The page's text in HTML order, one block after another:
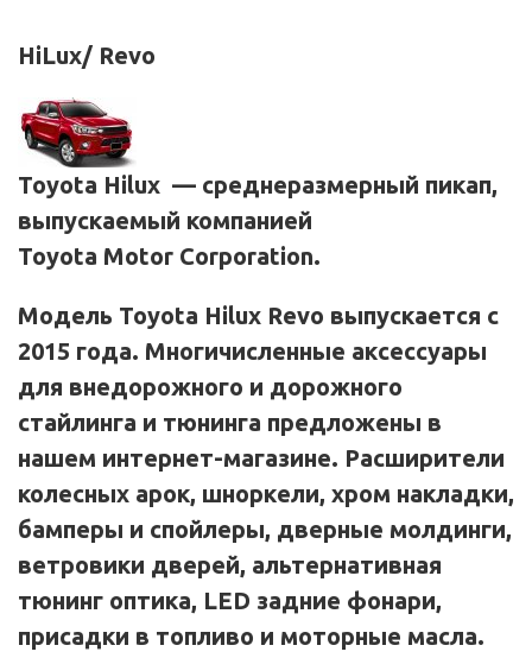
HiLux/ Revo
Toyota Hilux — среднеразмерный пикап,
выпускаемый компанией
Toyota Motor Corporation.
Модель Toyota Hilux Revo выпускается с
2015 года. Многичисленные аксессуары
для внедорожного и дорожного
стайлинга и тюнинга предложены в
нашем интернет-магазине. Расширители
колесных арок, шноркели, хром накладки,
бамперы и спойлеры, дверные молдинги,
ветровики дверей, альтернативная
тюнинг оптика, LED задние фонари,
присадки в топливо и моторные масла.